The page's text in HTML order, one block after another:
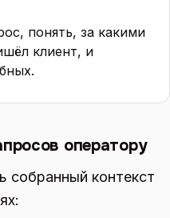
понять, за какими
клиент, и
оператору
собранный контекст